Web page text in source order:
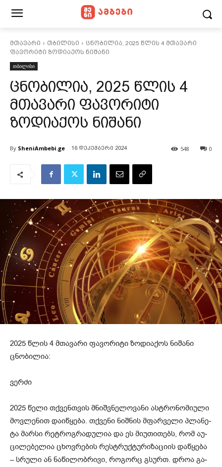
მთავარი თბილისი
ცნობილია, 2025 წლის 4 მთავარი
ფავორიტი ზოდიაქოს ნიშანი
თბილისი
ცნობილია, 2025 წლის 4
მთავარი ფავორიტი
ზოდიაქოს ნიშანი
By SheniAmbebi.ge 16 დეკემბერი 2024 0
548
2025 წლის 4 მთავარი ფავორიტი ზოდიაქოს ნიშანი
ცნობილია:
ვერძი
2025 წელი თქვენ­თვის მნიშ­ვნე­ლო­ვა­ნი ას­ტრო­ნო­მი­უ­ლი
მოვ­ლე­ნით და­ი­წყე­ბა. თქვე­ნი ნიშ­ნის მფარ­ვე­ლი პლა­ნე­
ტა მარ­სი რეტ­როგ­რა­დუ­ლია და ეს მი­უ­თი­თებს, რომ აუ­
ცი­ლე­ბე­ლია ცხოვ­რე­ბის რესტრუქ­ტუ­რი­ზა­ცი­ის და­წყე­ბა
– სრუ­ლი ან ნა­წი­ლობ­რი­ვი, რო­გორც გსურთ. დროა გა­